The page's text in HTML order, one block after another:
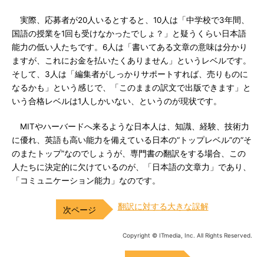
実際、応募者が20人いるとすると、10人は「中学校で3年間、
国語の授業を1回も受けなかったでしょ？」と疑うくらい日本語
能力の低い人たちです。6人は「書いてある文章の意味は分かり
ますが、これにお金を払いたくありません」というレベルです。
そして、3人は「編集者がしっかりサポートすれば、売りものに
なるかも」という感じで、「このままの訳文で出版できます」と
いう合格レベルは1人しかいない、というのが現状です。
MITやハーバードへ来るような日本人は、知識、経験、技術力
に優れ、英語も高い能力を備えている日本の“トップレベル”の“そ
のまたトップ”なのでしょうが、専門書の翻訳をする場合、この
人たちに決定的に欠けているのが、「日本語の文章力」であり、
「コミュニケーション能力」なのです。
翻訳に対する大きな誤解
Copyright © ITmedia, Inc. All Rights Reserved.